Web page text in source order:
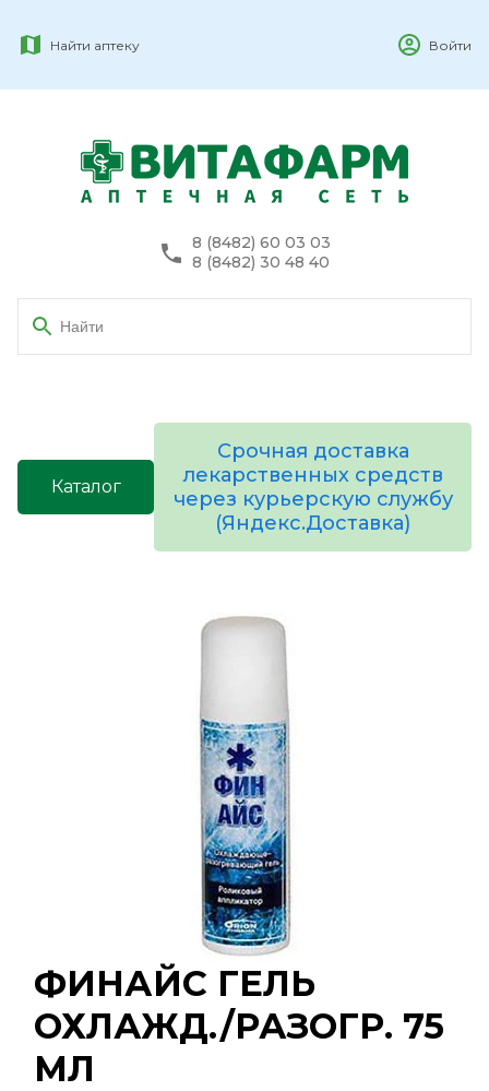
Найти аптеку Войти
8 (8482) 60 03 03
8 (8482) 30 48 40
Каталог
Срочная доставка
лекарственных средств
через курьерскую службу
(Яндекс.Доставка)
ФИНАЙС ГЕЛЬ
ОХЛАЖД./РАЗОГР. 75
МЛ